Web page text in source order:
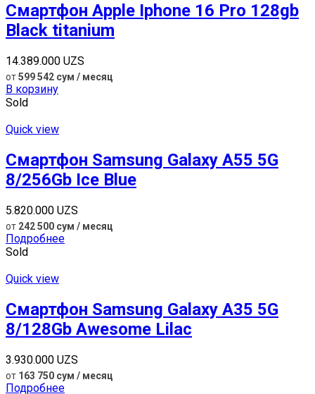
Смартфон Apple Iphone 16 Pro 128gb
Black titanium
14.389.000 UZS
от599 542 сум / месяц
В корзину
Sold
Quick view
Смартфон Samsung Galaxy A55 5G
8/256Gb Ice Blue
5.820.000 UZS
от 242 500 сум / месяц
Подробнее
Sold
Quick view
Смартфон Samsung Galaxy A35 5G
8/128Gb Awesome Lilac
3.930.000 UZS
от 163 750 сум / месяц
Подробнее